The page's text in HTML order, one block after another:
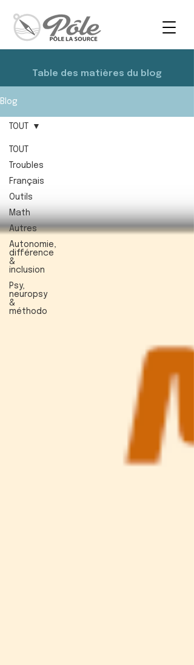
Table des matières du blog
Blog
TOUT
Troubles
Français
Outils
Math
Autres
Autonomie,
différence
&
inclusion
Psy,
neuropsy
&
méthodo
TOUT